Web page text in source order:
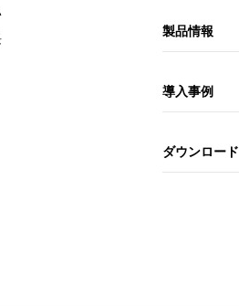
製品情報
導入事例
ダウンロード